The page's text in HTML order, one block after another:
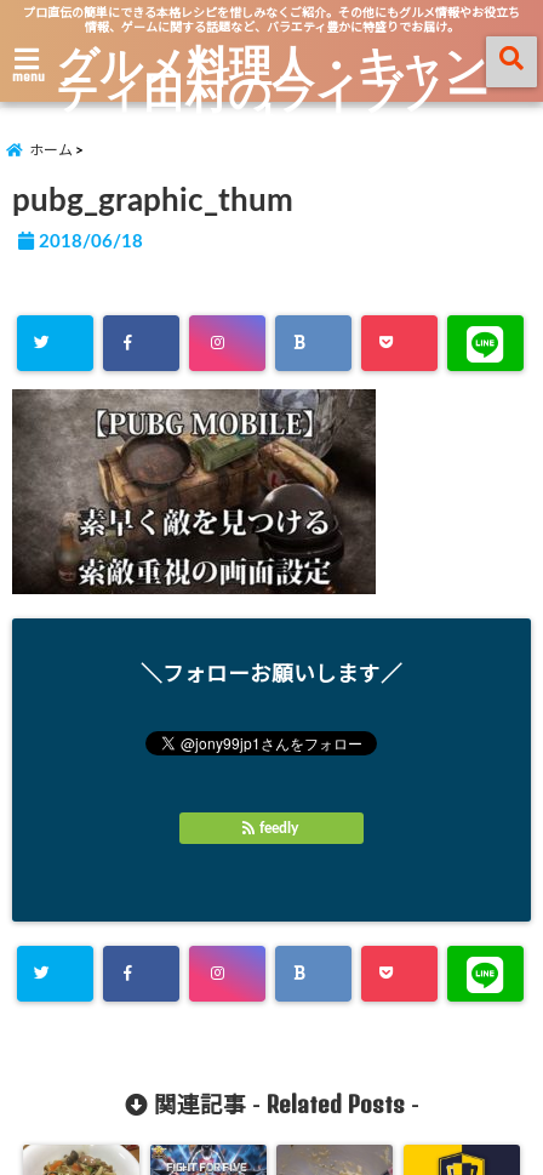
プロ直伝の簡単にできる本格レシピを惜しみなくご紹介。その他にもグルメ情報やお役立ち
情報、ゲームに関する話題など、バラエティ豊かに特盛りでお届け。
menu グルメ料理人・キャン
ティ田村のライブノー
ト
ホーム
pubg_graphic_thum
2018/06/18
＼フォローお願いします／
feedly
関連記事 - Related Posts-